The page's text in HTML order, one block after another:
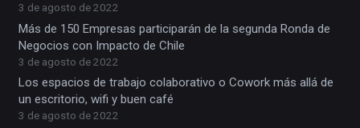
3 de agosto de 2022
Más de 150 Empresas participarán de la segunda Ronda de
Negocios con Impacto de Chile
3 de agosto de 2022
Los espacios de trabajo colaborativo o Cowork más allá de
un escritorio, wifi y buen café
3 de agosto de 2022